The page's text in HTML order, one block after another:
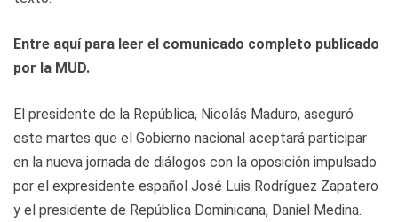
Entre aquí para leer el comunicado completo publicado
por la MUD.
El presidente de la República, Nicolás Maduro, aseguró
este martes que el Gobierno nacional aceptará participar
en la nueva jornada de diálogos con la oposición impulsado
por el expresidente español José Luis Rodríguez Zapatero
y el presidente de República Dominicana, Daniel Medina.